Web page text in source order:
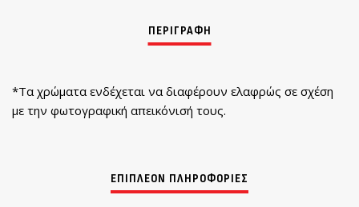
*Τα χρώματα ενδέχεται να διαφέρουν ελαφρώς σε σχέση
με την φωτογραφική απεικόνισή τους.